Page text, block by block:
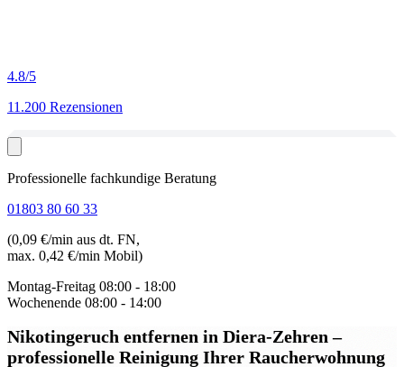
4.8/5
11.200 Rezensionen
Professionelle fachkundige Beratung
01803 80 60 33
(0,09 €/min aus dt. FN,
max. 0,42 €/min Mobil)
Montag-Freitag 08:00 - 18:00
Wochenende 08:00 - 14:00
Nikotingeruch entfernen in Diera-Zehren–
professionelle Reinigung Ihrer Raucherwohnung